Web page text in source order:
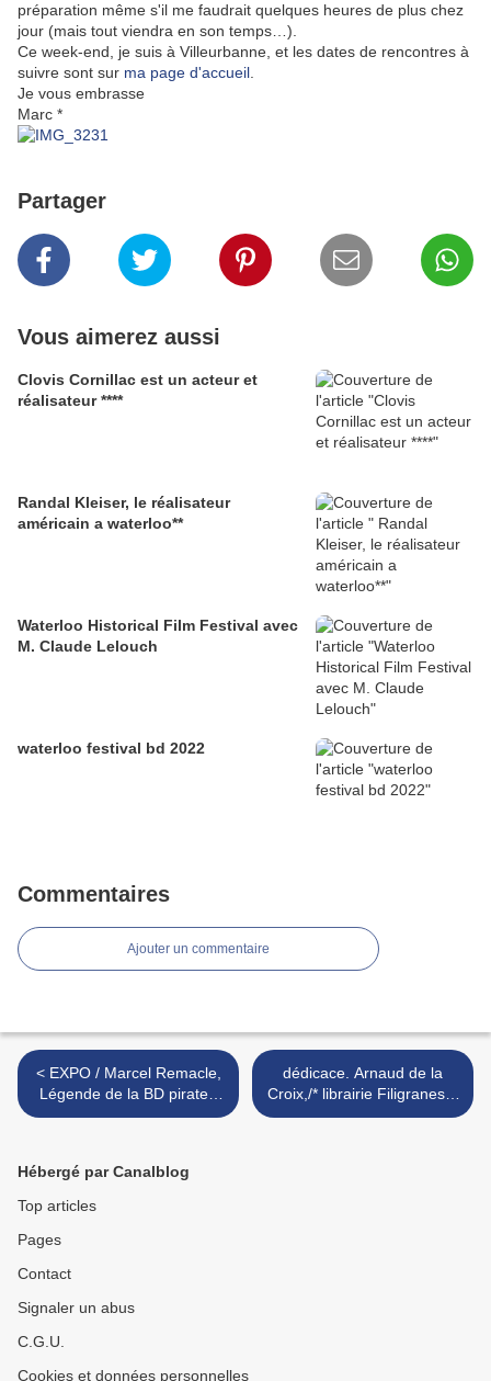
préparation même s'il me faudrait quelques heures de plus chez
jour (mais tout viendra en son temps…).
Ce week-end, je suis à Villeurbanne, et les dates de rencontres à
suivre sont sur ma page d'accueil
Je vous embrasse
Marc *
Partager
Vous aimerez aussi
Clovis Cornillac est un acteur et
réalisateur ****
Randal Kleiser, le réalisateur
américain a waterloo**
Waterloo Historical Film Festival avec
M. Claude Lelouch
waterloo festival bd 2022
Commentaires
Ajouter un commentaire
< EXPO / Marcel Remacle,
Légende de la BD pirate !
Bibliothèque /TUBIZE
dédicace. Arnaud de la
Croix,/* librairie Filigranes à
Bruxelles >
Hébergé par Canalblog
Top articles
Pages
Contact
Signaler un abus
C.G.U.
Cookies et données personnelles